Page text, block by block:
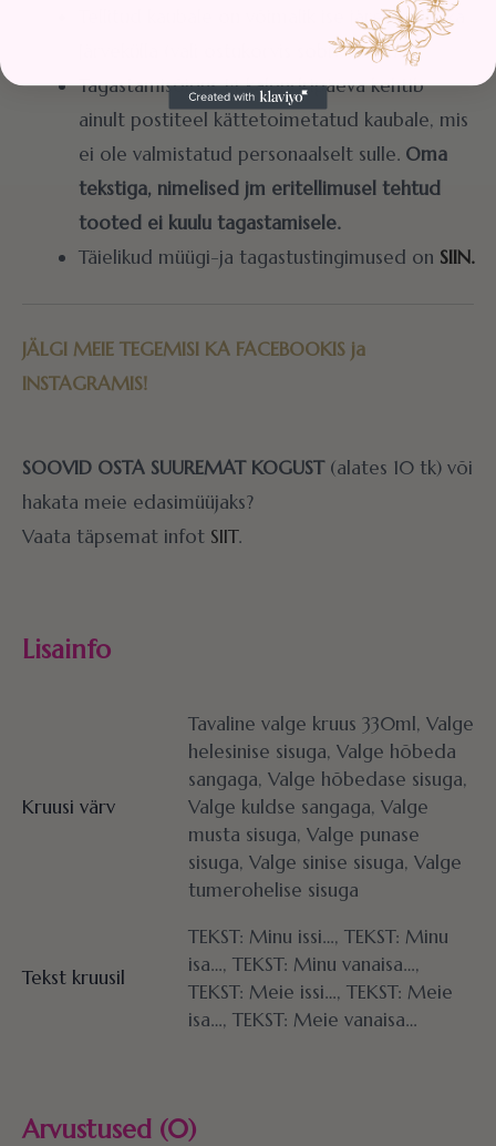
Tellitud kaubale on võimalik ise järele tulla ka
Järvekülla (vali ostukorvis sobiv variant).
Tagastamisõigus 14 kalendripäeva kehtib
ainult postiteel kättetoimetatud kaubale, mis
ei ole valmistatud personaalselt sulle. Oma
tekstiga, nimelised jm eritellimusel tehtud
tooted ei kuulu tagastamisele.
Täielikud müügi-ja tagastustingimused on SIIN.
JÄLGI MEIE TEGEMISI KA FACEBOOKIS ja
INSTAGRAMIS!
SOOVID OSTA SUUREMAT KOGUST(alates 10 tk) või
hakata meie edasimüüjaks?
Vaata täpsemat infot SIIT.
Lisainfo
Kruusi värv
Tavaline valge kruus 330ml, Valge
helesinise sisuga, Valge hõbeda
sangaga, Valge hõbedase sisuga,
Valge kuldse sangaga, Valge
musta sisuga, Valge punase
sisuga, Valge sinise sisuga, Valge
tumerohelise sisuga
Tekst kruusil
TEKST: Minu issi…, TEKST: Minu
isa…, TEKST: Minu vanaisa…,
TEKST: Meie issi…, TEKST: Meie
isa…, TEKST: Meie vanaisa…
Arvustused (0)